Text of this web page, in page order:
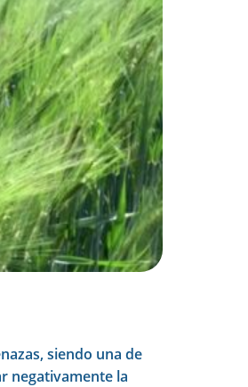
siendo una de
negativamente la